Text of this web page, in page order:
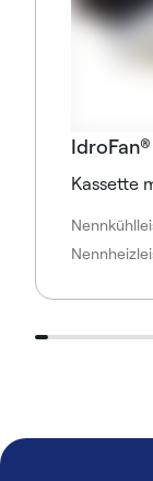
Kassette